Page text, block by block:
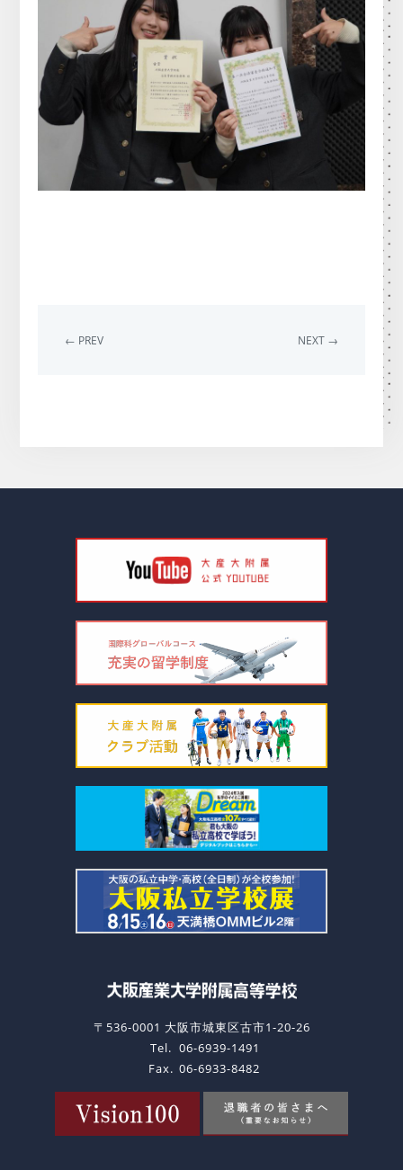
← PREV NEXT →
〒536-0001 大阪市城東区古市1-20-26
Tel. 06-6939-1491
Fax. 06-6933-8482